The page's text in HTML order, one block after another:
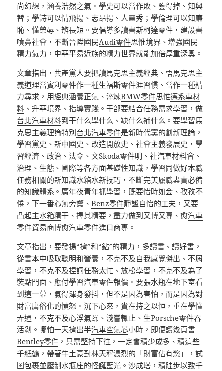
尚幻想，涵養浩然之氣。學史可以當作敗、鑒得掉、知興
替；學詩可以情飛揚、志昂揚、人靈秀；學倫理可以知廉
恥、懂榮辱、辨長短。要倡導多讀書斯柯達零件 ，建設書
噴鼻社會，不斷晉陞國民Audi零件思惟境界、增強國民
精力氣力，中華平易近族的精力世界就能加倍厚重深奧。
文章指出，共產黨人要把讀馬克思主義經典、悟馬克思主
義道理當賓利零件作一種生福斯零件涯習慣、當作一種精
力尋求，用經典涵養正氣、淬煉BMW零件思惟德系車材
料 、升華境界、指導實踐。干部要結合任務需求學習，做
台北汽車材料到干什么學什么、缺什么補什么。要學習馬
克思主義理論特別台北汽車零件是新時代黨的創新理論，
學習黨史、新中國史、改造開放史、社會主義發展史，學
習經濟、政治、法令、文Skoda零件明、社汽車材料會、
治理、生態、國際等各方面基礎性知識，學習同做好本職
任務相關的新知識水箱水新技巧，不斷完美履職盡責必備
的知識體系。廣年夜青年抓學習，既要惜時如金、孜孜不
倦，下一番心無旁騖、Benz零件靜謐自怡的工夫，又要
凸起主水箱精干、擇其精要，盡力做到又博又專、愈汽車
零件貿易商博愈汽車零件進口商專。
文章指出，要發揚“擠”和“鉆”的精力，多讀書、讀好書，
從書本中吸取聰明和營養，不克不及自我感覺傑出、不屑
學習，不克不及捏詞任務太忙、放松學習，不克不及為了
裝點門面、應付學習汽車零件報價 。要張水瓶在地下室看
到這一幕，氣得渾身發抖，但不是因為害怕，而是因為對
財富庸俗化的憤怒。沉下心來，貴在持之以恒，重在學懂
弄通，不克不及心浮氣躁、淺嘗輒止、生Porsche零件吞
活剝。哪怕一天擠出半汽車空氣芯小時，即便讀幾頁書
Bentley零件 ，只需堅持下往，一定會積少成多、積這些
千紙鶴，帶著牛土豪對林天秤濃烈的「財富佔有慾」，試
圖包裹並壓制水瓶座的怪誕藍光。沙成塔，積跬步以致千